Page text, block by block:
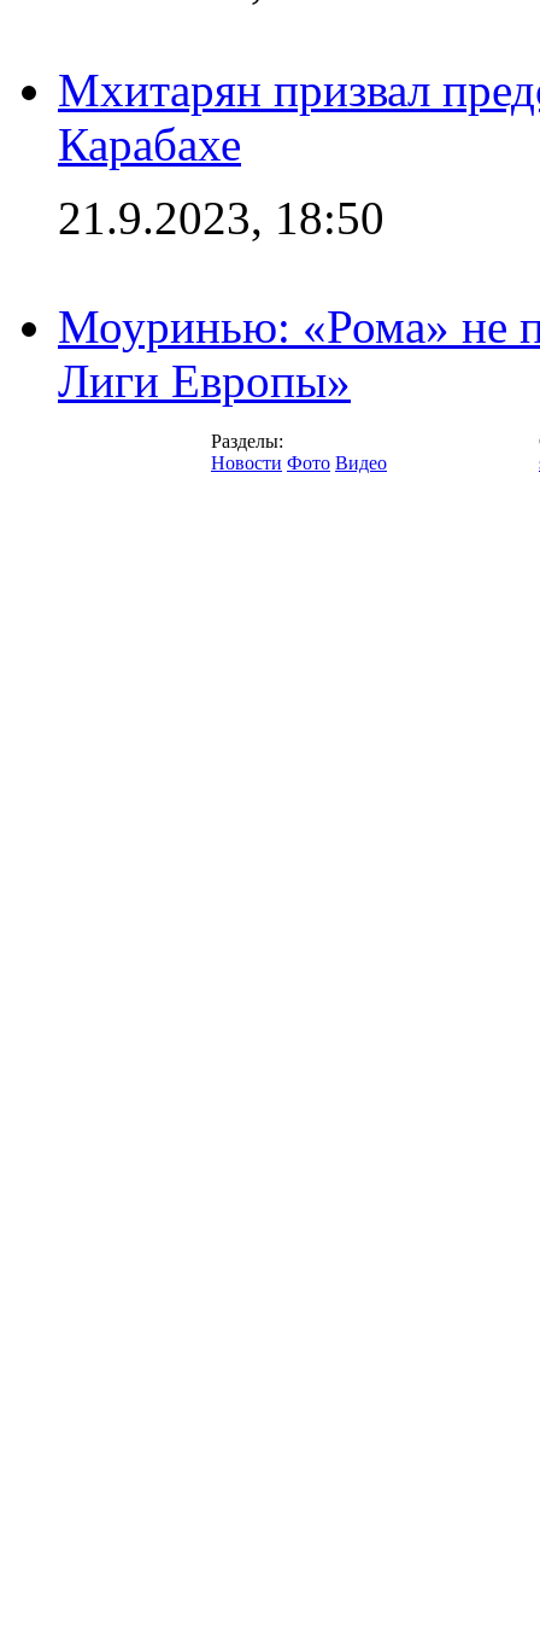
Мхитарян призвал
Карабахе
21.9.2023, 18:50
Моуринью: «Рома» не
Лиги Европы»
Разделы:
Новости Фото Видео